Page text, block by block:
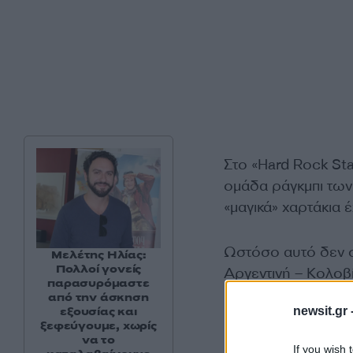
newsit.gr
If you wish
Στο «Hard Rock
ομάδα ράγκμπι
«μαγικά» χαρτάκια
Ωστόσο αυτό δεν
Αργεντινή –
Μελέτης Ηλίας:
Πολλοί γονείς
παρασυρόμαστε
από την άσκηση
εξουσίας και
ξεφεύγουμε, χωρίς
να το